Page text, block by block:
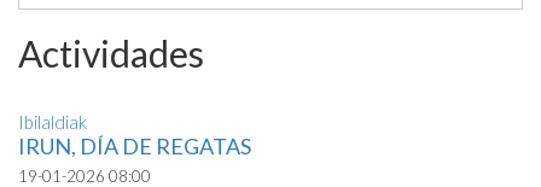
Actividades
Ibilaldiak
IRUN, DÍA DE REGATAS
19-01-2026 08:00